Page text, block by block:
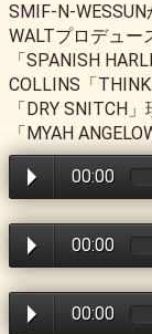
SMIF-N-
WALTプロデュー
「SPANISH
COLLINS「
「DRY SNITCH
「MYAH
00:00
00:00
00:00